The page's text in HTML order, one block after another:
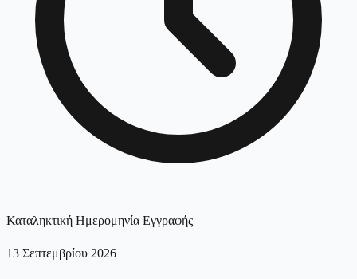
Καταληκτική Ημερομηνία Εγγραφής
13 Σεπτεμβρίου 2026